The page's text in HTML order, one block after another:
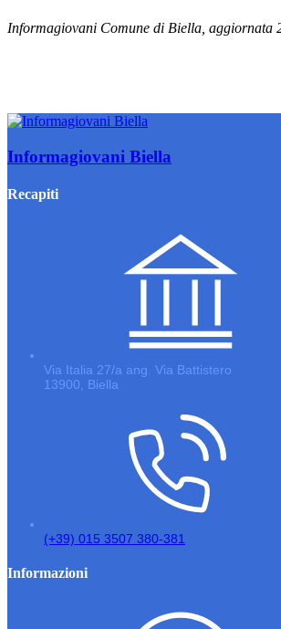
Informagiovani Comune di Biella, aggiornata
Informagiovani Biella
Recapiti
Via Italia 27/a ang. Via Battistero
13900, Biella
(+39) 015 3507 380-381
Informazioni